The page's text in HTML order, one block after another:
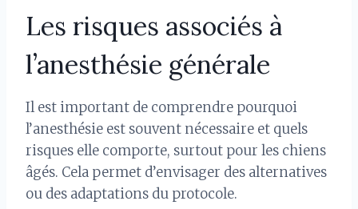
Les risques associés à
l’anesthésie générale
Il est important de comprendre pourquoi
l’anesthésie est souvent nécessaire et quels
risques elle comporte, surtout pour les chiens
âgés. Cela permet d’envisager des alternatives
ou des adaptations du protocole.